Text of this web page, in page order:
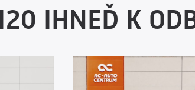
IHNEĎ K